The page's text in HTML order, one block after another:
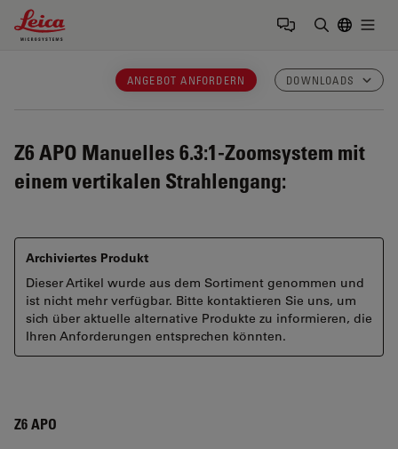
Leica Microsystems Logo
ANGEBOT ANFORDERN DOWNLOADS
Z6 APO Manuelles 6.3:1-Zoomsystem mit
einem vertikalen Strahlengang:
Archiviertes Produkt
Dieser Artikel wurde aus dem Sortiment genommen und
ist nicht mehr verfügbar. Bitte kontaktieren Sie uns, um
sich über aktuelle alternative Produkte zu informieren, die
Ihren Anforderungen entsprechen könnten.
Z6 APO